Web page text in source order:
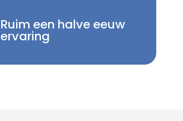
Ruim een halve eeuw
ervaring